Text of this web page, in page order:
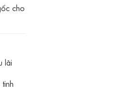
cho
lãi